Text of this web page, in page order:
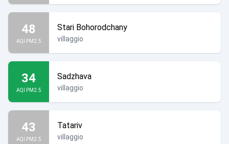
48
AQI PM2.5
Stari Bohorodchany
villaggio
34
AQI PM2.5
Sadzhava
villaggio
43
AQI PM2.5
Tatariv
villaggio